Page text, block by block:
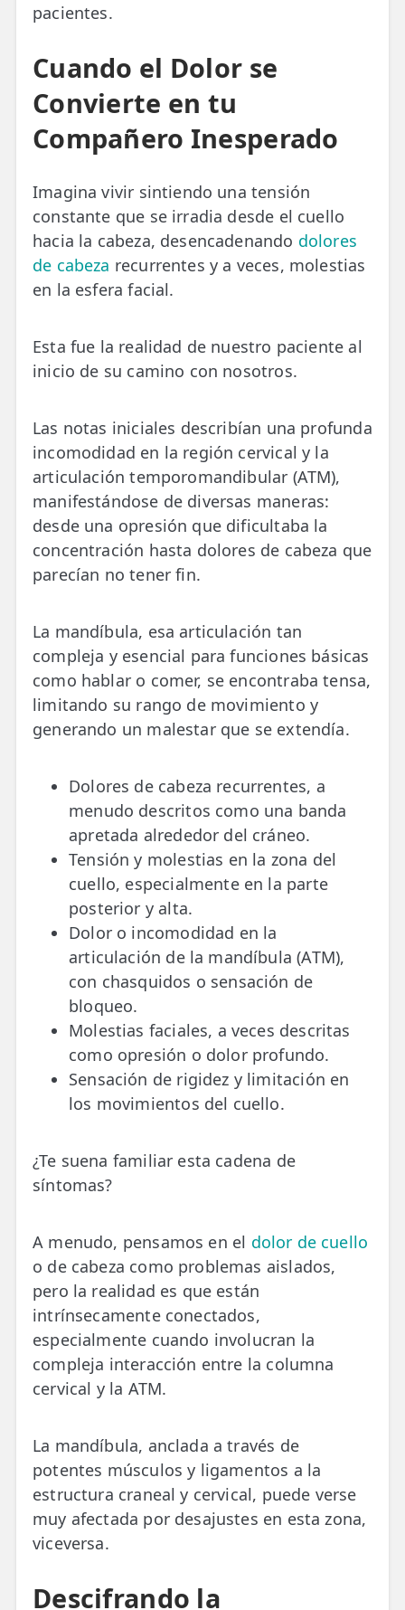
✅ Punción Seca
✅ Ondas de Choque
✅ EPTE - EPI
✨ Fisioestética
✨ Radiofrecuencia INDIBA
✨ Drenaje Linfático Manual
✨ Cicatrices y Estrías
FRECUENTES
Rotura Fibrilar
Dolor de Cabeza
Trocanteritis
Hernia Discal
Fascitis Plantar
Ciática
Bursitis de Hombro
Síndrome Piramidal
pacientes.
Cuando el Dolor se
Convierte en tu
Compañero Inesperado
Imagina vivir sintiendo una tensión
constante que se irradia desde el cuello
hacia la cabeza, desencadenando dolores
de cabeza recurrentes y a veces, molestias
en la esfera facial.
Esta fue la realidad de nuestro paciente al
inicio de su camino con nosotros.
Las notas iniciales describían una profunda
incomodidad en la región cervical y la
articulación temporomandibular (ATM),
manifestándose de diversas maneras:
desde una opresión que dificultaba la
concentración hasta dolores de cabeza que
parecían no tener fin.
La mandíbula, esa articulación tan
compleja y esencial para funciones básicas
como hablar o comer, se encontraba tensa,
limitando su rango de movimiento y
generando un malestar que se extendía.
Dolores de cabeza recurrentes, a
menudo descritos como una banda
apretada alrededor del cráneo.
Tensión y molestias en la zona del
cuello, especialmente en la parte
posterior y alta.
Dolor o incomodidad en la
articulación de la mandíbula (ATM),
con chasquidos o sensación de
bloqueo.
Molestias faciales, a veces descritas
como opresión o dolor profundo.
Sensación de rigidez y limitación en
los movimientos del cuello.
¿Te suena familiar esta cadena de
síntomas?
A menudo, pensamos en el dolor de cuello
o de cabeza como problemas aislados,
pero la realidad es que están
intrínsecamente conectados,
especialmente cuando involucran la
compleja interacción entre la columna
cervical y la ATM.
La mandíbula, anclada a través de
potentes músculos y ligamentos a la
estructura craneal y cervical, puede verse
muy afectada por desajustes en esta zona,
viceversa.
Descifrando la